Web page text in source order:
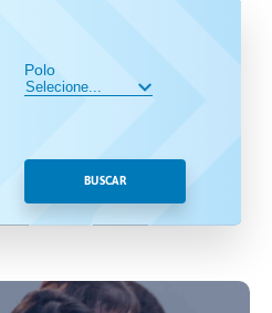
Polo
BUSCAR